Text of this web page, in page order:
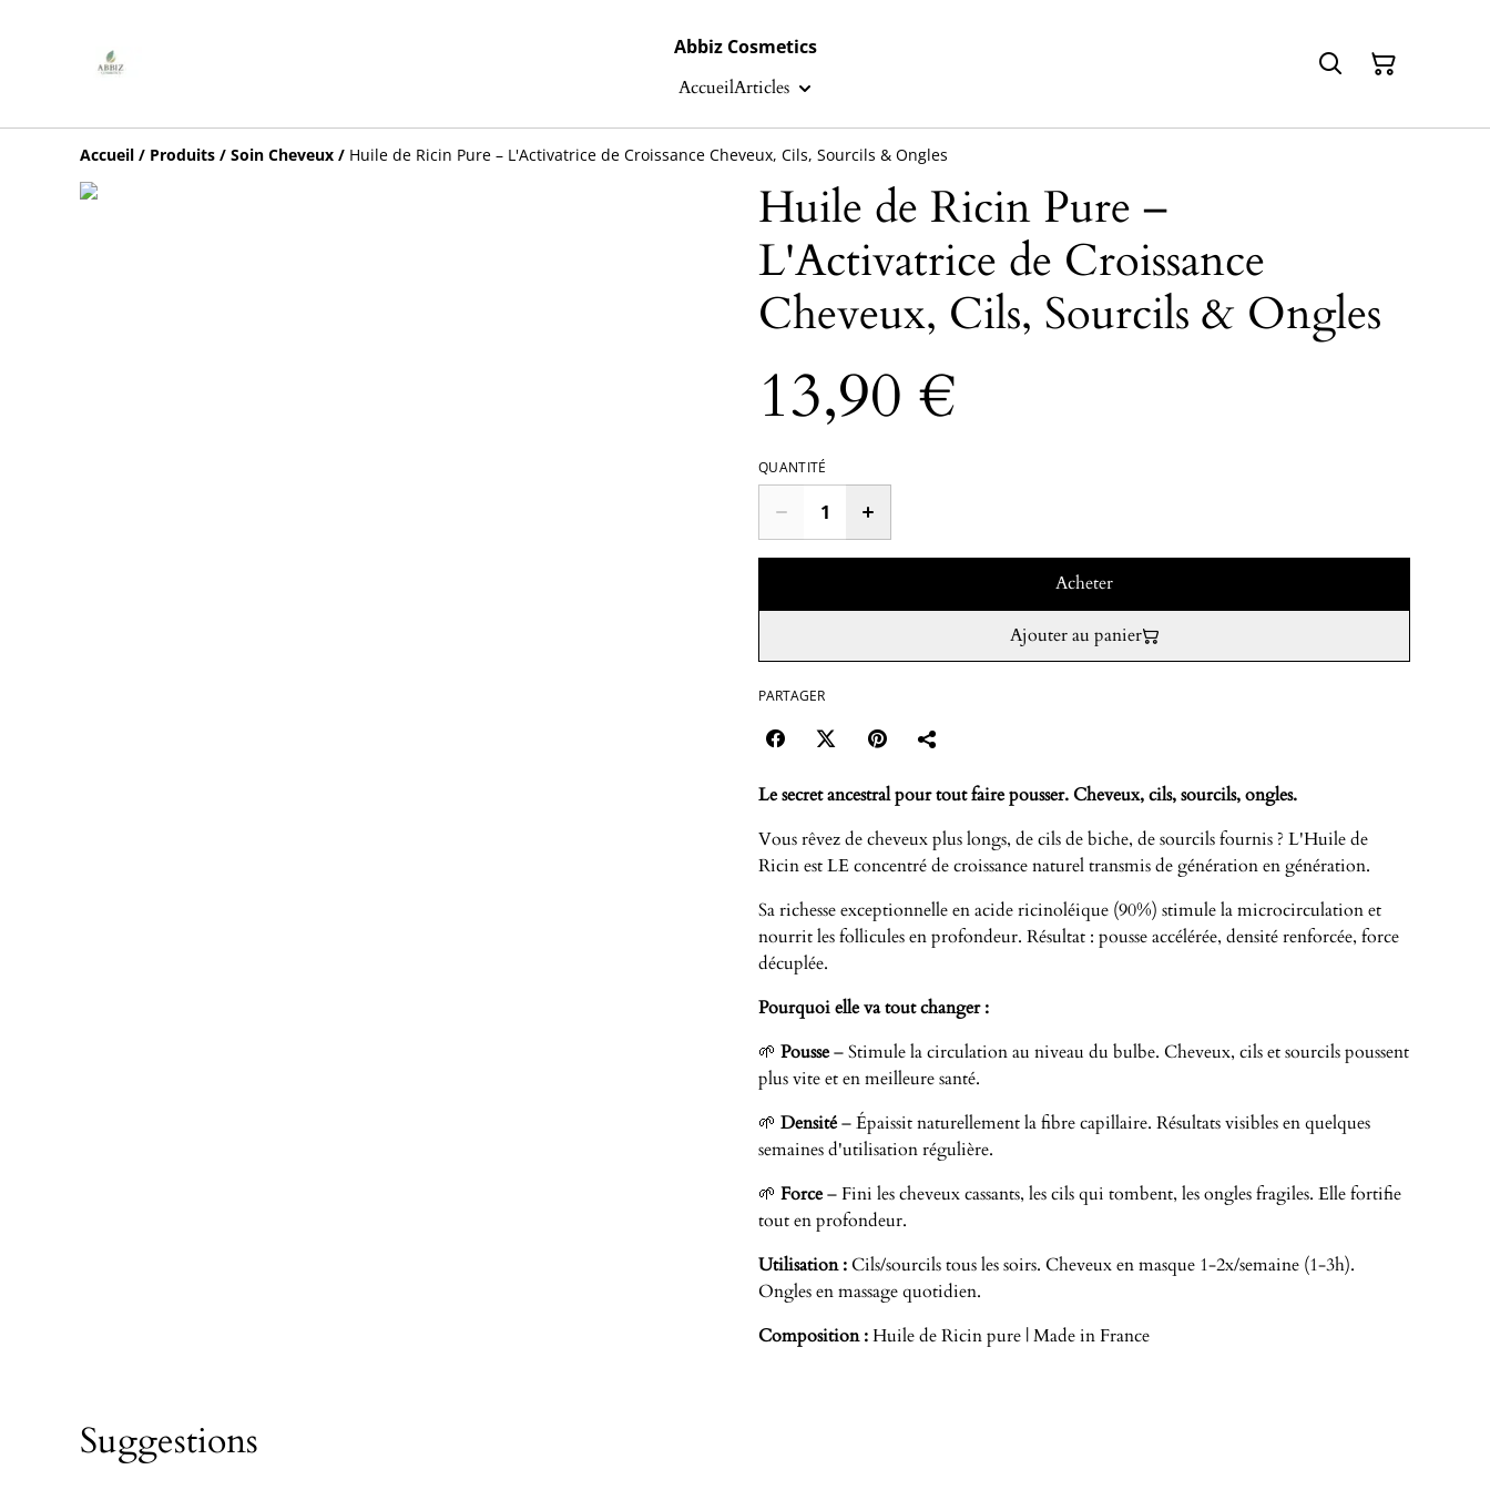
Abbiz Cosmetics
AccueilArticles
Accueil / Produits / Soin Cheveux / Huile de Ricin Pure – L'Activatrice de Croissance Cheveux, Cils, Sourcils & Ongles
Huile de Ricin Pure –
L'Activatrice de Croissance
Cheveux, Cils, Sourcils & Ongles
13,90 €
QUANTITÉ
Acheter
Ajouter au panier
PARTAGER
Le secret ancestral pour tout faire pousser. Cheveux, cils, sourcils, ongles.
Vous rêvez de cheveux plus longs, de cils de biche, de sourcils fournis ? L'Huile de
Ricin est LE concentré de croissance naturel transmis de génération en génération.
Sa richesse exceptionnelle en acide ricinoléique (90%) stimule la microcirculation et
nourrit les follicules en profondeur. Résultat : pousse accélérée, densité renforcée, force
décuplée.
Pourquoi elle va tout changer :
🌱 Pousse– Stimule la circulation au niveau du bulbe. Cheveux, cils et sourcils poussent
plus vite et en meilleure santé.
🌱 Densité– Épaissit naturellement la fibre capillaire. Résultats visibles en quelques
semaines d'utilisation régulière.
🌱 Force– Fini les cheveux cassants, les cils qui tombent, les ongles fragiles. Elle fortifie
tout en profondeur.
Utilisation :Cils/sourcils tous les soirs. Cheveux en masque 1-2x/semaine (1-3h).
Ongles en massage quotidien.
Composition :Huile de Ricin pure | Made in France
Suggestions